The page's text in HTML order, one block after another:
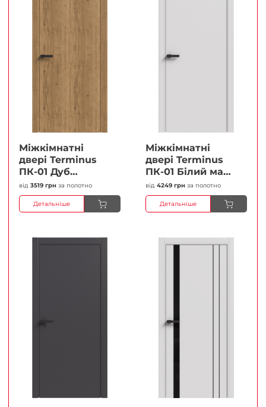
Міжкімнатні
двері Terminus
ПК-01 Дуб
античний Глухі
Плівка
від 3519 грн за полотно
Детальніше
Міжкімнатні
двері Terminus
ПК-01 Білий мат
(Термінус) Глухі
Плівка
від 4249 грн за полотно
Детальніше